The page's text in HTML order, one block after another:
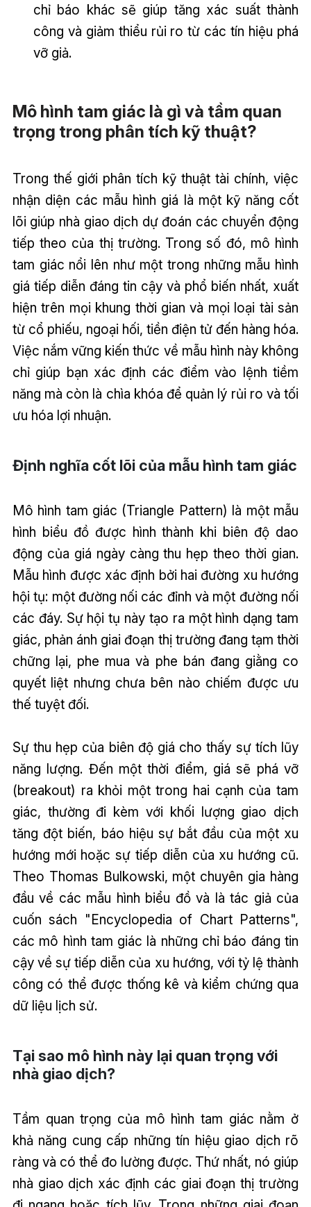
chỉ báo khác sẽ giúp tăng xác suất thành
công và giảm thiểu rủi ro từ các tín hiệu phá
vỡ giả.
Mô hình tam giác là gì và tầm quan
trọng trong phân tích kỹ thuật?
Trong thế giới phân tích kỹ thuật tài chính, việc
nhận diện các mẫu hình giá là một kỹ năng cốt
lõi giúp nhà giao dịch dự đoán các chuyển động
tiếp theo của thị trường. Trong số đó, mô hình
tam giác nổi lên như một trong những mẫu hình
giá tiếp diễn đáng tin cậy và phổ biến nhất, xuất
hiện trên mọi khung thời gian và mọi loại tài sản
từ cổ phiếu, ngoại hối, tiền điện tử đến hàng hóa.
Việc nắm vững kiến thức về mẫu hình này không
chỉ giúp bạn xác định các điểm vào lệnh tiềm
năng mà còn là chìa khóa để quản lý rủi ro và tối
ưu hóa lợi nhuận.
Định nghĩa cốt lõi của mẫu hình tam giác
Mô hình tam giác (Triangle Pattern) là một mẫu
hình biểu đồ được hình thành khi biên độ dao
động của giá ngày càng thu hẹp theo thời gian.
Mẫu hình được xác định bởi hai đường xu hướng
hội tụ: một đường nối các đỉnh và một đường nối
các đáy. Sự hội tụ này tạo ra một hình dạng tam
giác, phản ánh giai đoạn thị trường đang tạm thời
chững lại, phe mua và phe bán đang giằng co
quyết liệt nhưng chưa bên nào chiếm được ưu
thế tuyệt đối.
Sự thu hẹp của biên độ giá cho thấy sự tích lũy
năng lượng. Đến một thời điểm, giá sẽ phá vỡ
(breakout) ra khỏi một trong hai cạnh của tam
giác, thường đi kèm với khối lượng giao dịch
tăng đột biến, báo hiệu sự bắt đầu của một xu
hướng mới hoặc sự tiếp diễn của xu hướng cũ.
Theo Thomas Bulkowski, một chuyên gia hàng
đầu về các mẫu hình biểu đồ và là tác giả của
cuốn sách "Encyclopedia of Chart Patterns",
các mô hình tam giác là những chỉ báo đáng tin
cậy về sự tiếp diễn của xu hướng, với tỷ lệ thành
công có thể được thống kê và kiểm chứng qua
dữ liệu lịch sử.
Tại sao mô hình này lại quan trọng với
nhà giao dịch?
Tầm quan trọng của mô hình tam giác nằm ở
khả năng cung cấp những tín hiệu giao dịch rõ
ràng và có thể đo lường được. Thứ nhất, nó giúp
nhà giao dịch xác định các giai đoạn thị trường